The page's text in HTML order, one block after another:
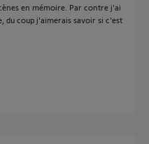
en mémoire. Par contre j'ai
du coup j'aimerais savoir si c'est